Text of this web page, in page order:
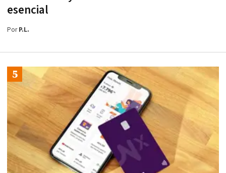
esencial
PorP.L.